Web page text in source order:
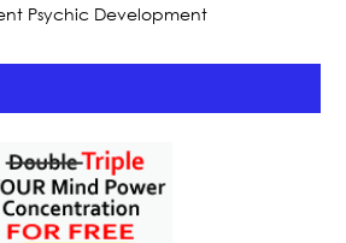
Psychic Development